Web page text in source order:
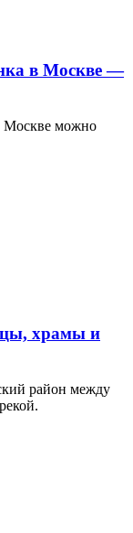
в Москве —
Москве можно
храмы и
район между